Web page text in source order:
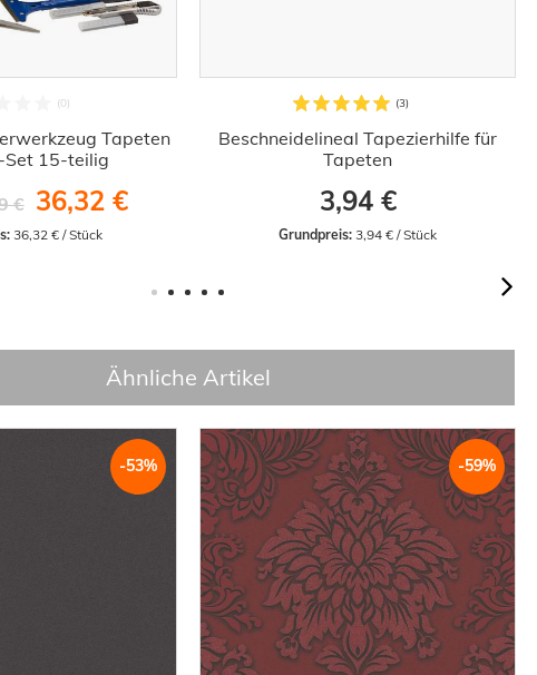
Tapeten
Set 15-teilig
€ 36,32 €
36,32 € / Stück
Beschneidelineal Tapezierhilfe für
Tapeten
3,94 €
Grundpreis: 3,94 € / Stück
Ähnliche Artikel
-53% -59%